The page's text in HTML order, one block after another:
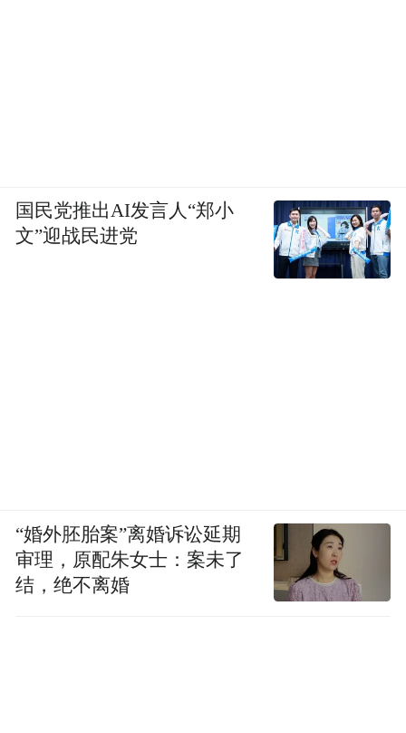
国民党推出AI发言人“郑小
文”迎战民进党
“婚外胚胎案”离婚诉讼延期
审理，原配朱女士：案未了
结，绝不离婚